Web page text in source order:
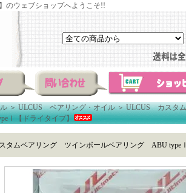
のウェブショップへようこそ!!
＞ULCUS ベアリング・オイル＞ULCUS カスタ
【ドライタイプ】
タムベアリング ツインボールベアリング ABU